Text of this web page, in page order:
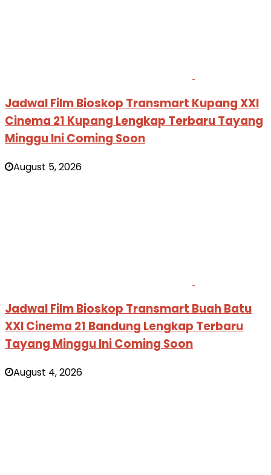
Jadwal Film Bioskop Transmart Kupang XXI
Cinema 21 Kupang Lengkap Terbaru Tayang
Minggu Ini Coming Soon
August 5, 2026
Jadwal Film Bioskop Transmart Buah Batu
XXI Cinema 21 Bandung Lengkap Terbaru
Tayang Minggu Ini Coming Soon
August 4, 2026